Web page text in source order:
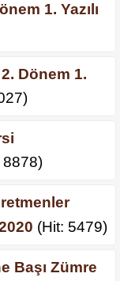
1. Yazılı
Dönem 1.
8878)
(Hit: 5479)
Başı Zümre